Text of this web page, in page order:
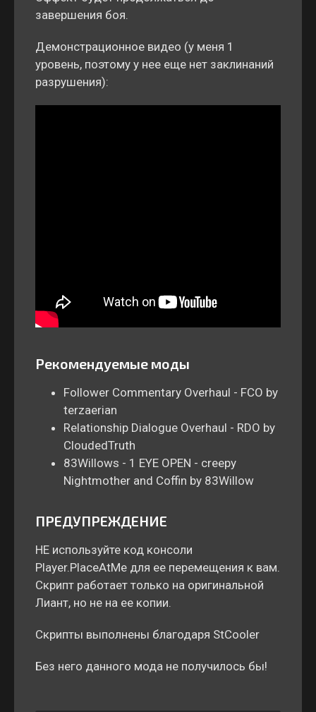
завершения боя.
Демонстрационное видео (у меня 1
уровень, поэтому у нее еще нет заклинаний
разрушения):
Рекомендуемые моды
Follower Commentary Overhaul - FCO by
terzaerian
Relationship Dialogue Overhaul - RDO by
CloudedTruth
83Willows - 1 EYE OPEN - creepy
Nightmother and Coffin by 83Willow
ПРЕДУПРЕЖДЕНИЕ
НЕ используйте код консоли
Player.PlaceAtMe для ее перемещения к вам.
Скрипт работает только на оригинальной
Лиант, но не на ее копии.
Скрипты выполнены благодаря StCooler
Без него данного мода не получилось бы!